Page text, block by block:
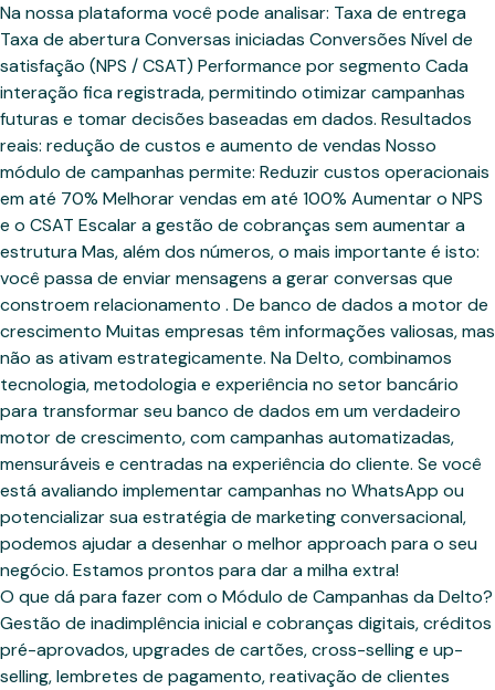
Na nossa plataforma você pode analisar: Taxa de entrega
Taxa de abertura Conversas iniciadas Conversões Nível de
satisfação (NPS / CSAT) Performance por segmento Cada
interação fica registrada, permitindo otimizar campanhas
futuras e tomar decisões baseadas em dados. Resultados
reais: redução de custos e aumento de vendas Nosso
módulo de campanhas permite: Reduzir custos operacionais
em até 70% Melhorar vendas em até 100% Aumentar o NPS
e o CSAT Escalar a gestão de cobranças sem aumentar a
estrutura Mas, além dos números, o mais importante é isto:
você passa de enviar mensagens a gerar conversas que
constroem relacionamento . De banco de dados a motor de
crescimento Muitas empresas têm informações valiosas, mas
não as ativam estrategicamente. Na Delto, combinamos
tecnologia, metodologia e experiência no setor bancário
para transformar seu banco de dados em um verdadeiro
motor de crescimento, com campanhas automatizadas,
mensuráveis e centradas na experiência do cliente. Se você
está avaliando implementar campanhas no WhatsApp ou
potencializar sua estratégia de marketing conversacional,
podemos ajudar a desenhar o melhor approach para o seu
negócio. Estamos prontos para dar a milha extra!
O que dá para fazer com o Módulo de Campanhas da Delto?
Gestão de inadimplência inicial e cobranças digitais, créditos
pré-aprovados, upgrades de cartões, cross-selling e up-
selling, lembretes de pagamento, reativação de clientes